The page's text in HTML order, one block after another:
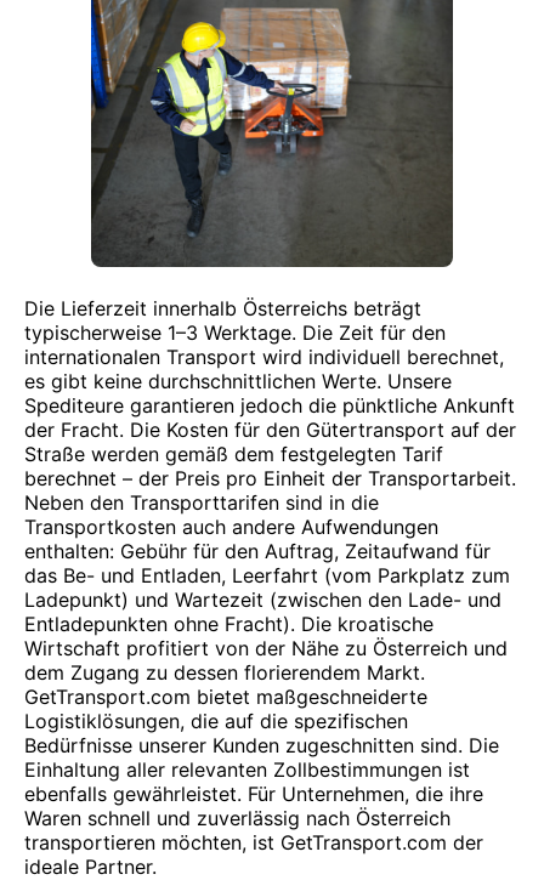
Die Lieferzeit innerhalb Österreichs beträgt
typischerweise 1–3 Werktage. Die Zeit für den
internationalen Transport wird individuell berechnet,
es gibt keine durchschnittlichen Werte. Unsere
Spediteure garantieren jedoch die pünktliche Ankunft
der Fracht. Die Kosten für den Gütertransport auf der
Straße werden gemäß dem festgelegten Tarif
berechnet – der Preis pro Einheit der Transportarbeit.
Neben den Transporttarifen sind in die
Transportkosten auch andere Aufwendungen
enthalten: Gebühr für den Auftrag, Zeitaufwand für
das Be- und Entladen, Leerfahrt (vom Parkplatz zum
Ladepunkt) und Wartezeit (zwischen den Lade- und
Entladepunkten ohne Fracht). Die kroatische
Wirtschaft profitiert von der Nähe zu Österreich und
dem Zugang zu dessen florierendem Markt.
GetTransport.com bietet maßgeschneiderte
Logistiklösungen, die auf die spezifischen
Bedürfnisse unserer Kunden zugeschnitten sind. Die
Einhaltung aller relevanten Zollbestimmungen ist
ebenfalls gewährleistet. Für Unternehmen, die ihre
Waren schnell und zuverlässig nach Österreich
transportieren möchten, ist GetTransport.com der
ideale Partner.